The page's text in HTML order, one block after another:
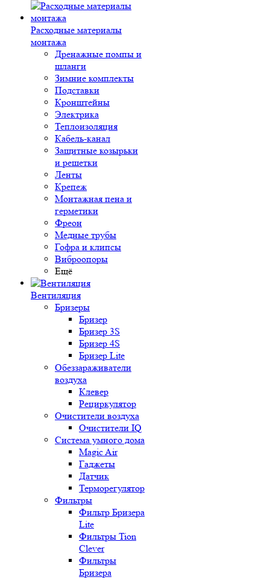
Расходные материалы
монтажа
Дренажные помпы и
шланги
Зимние комплекты
Подставки
Кронштейны
Электрика
Теплоизоляция
Кабель-канал
Защитные козырьки
и решетки
Ленты
Крепеж
Монтажная пена и
герметики
Фреон
Медные трубы
Гофра и клипсы
Виброопоры
Ещё
Вентиляция
Бризеры
Бризер
Бризер 3S
Бризер 4S
Бризер Lite
Обеззараживатели
воздуха
Клевер
Рециркулятор
Очистители воздуха
Очистители IQ
Система умного дома
Magic Air
Гаджеты
Датчик
Терморегулятор
Фильтры
Фильтр Бризера
Lite
Фильтры Tion
Clever
Фильтры
Бризера